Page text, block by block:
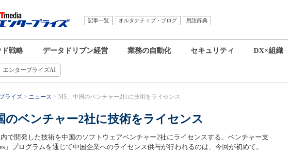
記事一覧 オルタナティブ・ブログ
用語辞典
戦略 データドリブン経営 業務の自動化 セキュリティ DX×組織
エンタープライズAI
ライズ ニュース MS、中国のベンチャー2社に技術をライセンス
のベンチャー2社に技術をライセンス
で開発した技術を中国のソフトウェアベンチャー2社にライセンスする。ベンチャー支
」プログラムを通じて中国企業へのライセンス供与が行われるのは、今回が初めて。